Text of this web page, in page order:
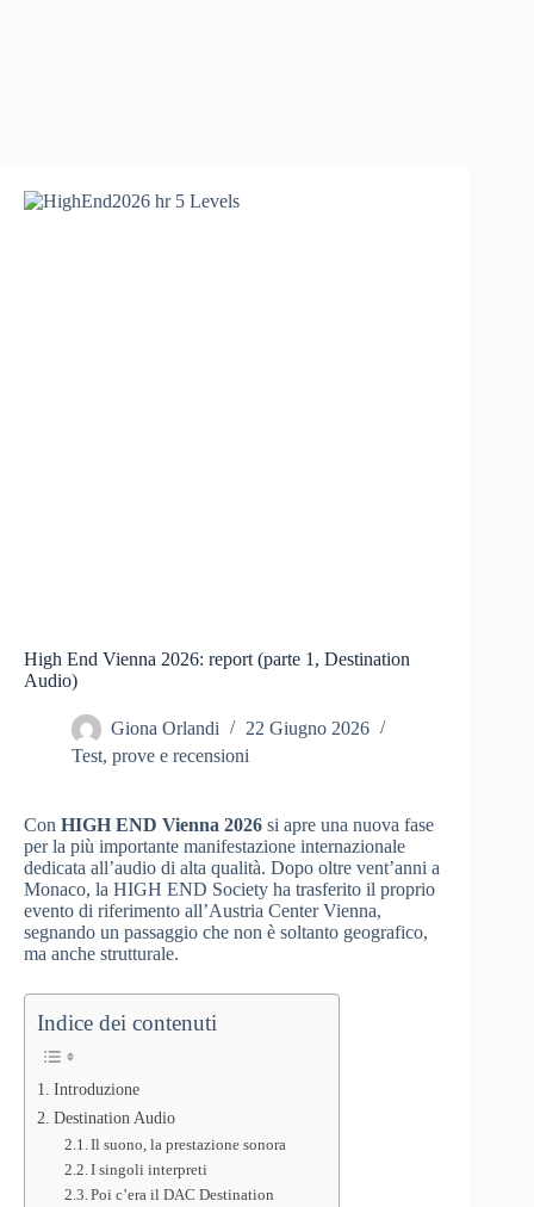
High End Vienna 2026: report (parte 1, Destination
Audio)
Giona Orlandi
22 Giugno 2026
Test, prove e recensioni
Con HIGH END Vienna 2026 si apre una nuova fase
per la più importante manifestazione internazionale
dedicata all’audio di alta qualità. Dopo oltre vent’anni a
Monaco, la HIGH END Society ha trasferito il proprio
evento di riferimento all’Austria Center Vienna,
segnando un passaggio che non è soltanto geografico,
ma anche strutturale.
Indice dei contenuti
Introduzione
Destination Audio
Il suono, la prestazione sonora
I singoli interpreti
Poi c’era il DAC Destination